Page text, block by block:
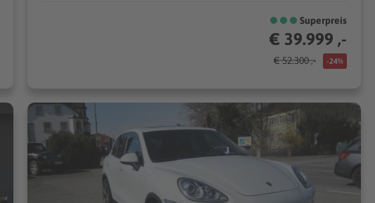
Superpreis
€ 39.999 ,-
€ 52.300 ,- -24%